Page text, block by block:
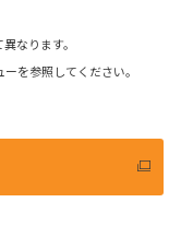
なります。
を参照してください。